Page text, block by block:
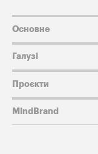
Основне
Галузі
Проєкти
MindBrand